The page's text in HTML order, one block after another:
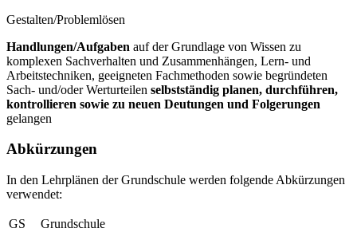
Gestalten/Problemlösen
Handlungen/Aufgaben auf der Grundlage von Wissen zu
komplexen Sachverhalten und Zusammenhängen, Lern- und
Arbeitstechniken, geeigneten Fachmethoden sowie begründeten
Sach- und/oder Werturteilen selbstständig planen, durchführen,
kontrollieren sowie zu neuen Deutungen und Folgerungen
gelangen
Abkürzungen
In den Lehrplänen der Grundschule werden folgende Abkürzungen
verwendet:
GS
Grundschule